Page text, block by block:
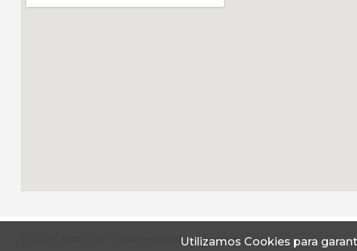
Utilizamos Cookies para
© 2026 Autoconf. Todos os direitos reservados.